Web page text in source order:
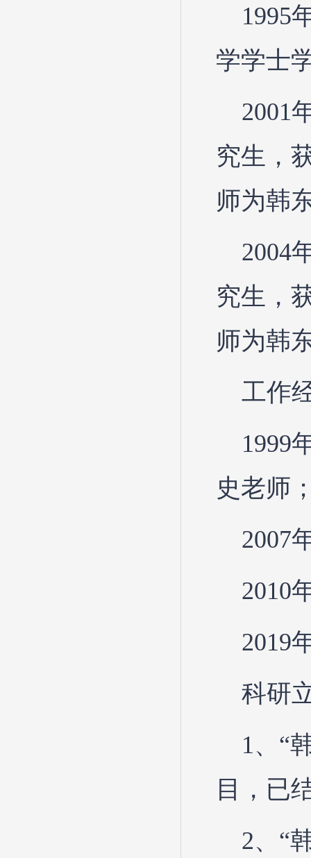
1995
学学士
2001
究生，
师为韩
2004
究生，
师为韩
工作
1999
史老师
2007
2010
2019
科研
1、“
目，已
2、“